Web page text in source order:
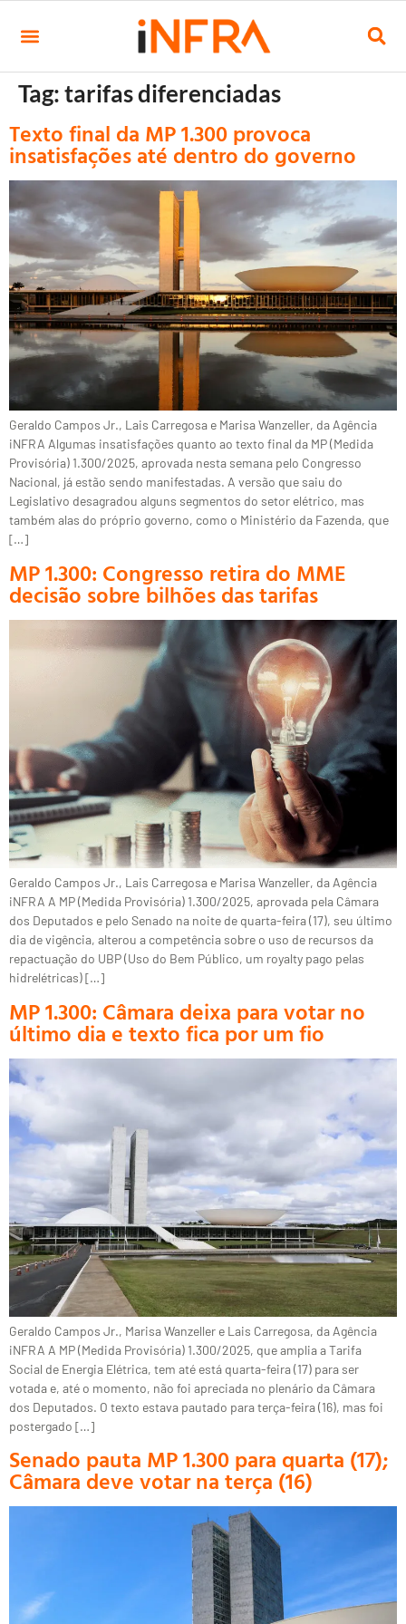
Tag:tarifas diferenciadas
Texto final da MP 1.300 provoca
insatisfações até dentro do governo
Geraldo Campos Jr., Lais Carregosa e Marisa Wanzeller, da Agência
iNFRA Algumas insatisfações quanto ao texto final da MP (Medida
Provisória) 1.300/2025, aprovada nesta semana pelo Congresso
Nacional, já estão sendo manifestadas. A versão que saiu do
Legislativo desagradou alguns segmentos do setor elétrico, mas
também alas do próprio governo, como o Ministério da Fazenda, que
[…]
MP 1.300: Congresso retira do MME
decisão sobre bilhões das tarifas
Geraldo Campos Jr., Lais Carregosa e Marisa Wanzeller, da Agência
iNFRA A MP (Medida Provisória) 1.300/2025, aprovada pela Câmara
dos Deputados e pelo Senado na noite de quarta-feira (17), seu último
dia de vigência, alterou a competência sobre o uso de recursos da
repactuação do UBP (Uso do Bem Público, um royalty pago pelas
hidrelétricas) […]
MP 1.300: Câmara deixa para votar no
último dia e texto fica por um fio
Geraldo Campos Jr., Marisa Wanzeller e Lais Carregosa, da Agência
iNFRA A MP (Medida Provisória) 1.300/2025, que amplia a Tarifa
Social de Energia Elétrica, tem até está quarta-feira (17) para ser
votada e, até o momento, não foi apreciada no plenário da Câmara
dos Deputados. O texto estava pautado para terça-feira (16), mas foi
postergado […]
Senado pauta MP 1.300 para quarta (17);
Câmara deve votar na terça (16)